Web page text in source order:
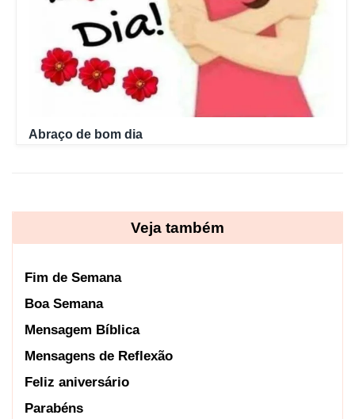
Abraço de bom dia
Veja também
Fim de Semana
Boa Semana
Mensagem Bíblica
Mensagens de Reflexão
Feliz aniversário
Parabéns